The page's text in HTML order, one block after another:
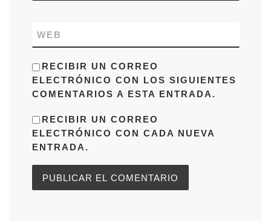
WEB
RECIBIR UN CORREO
ELECTRÓNICO CON LOS SIGUIENTES
COMENTARIOS A ESTA ENTRADA.
RECIBIR UN CORREO
ELECTRÓNICO CON CADA NUEVA
ENTRADA.